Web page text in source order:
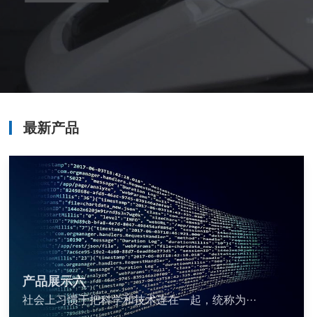
最新产品
产品展示六
社会上习惯于把科学和技术连在一起，统称为···